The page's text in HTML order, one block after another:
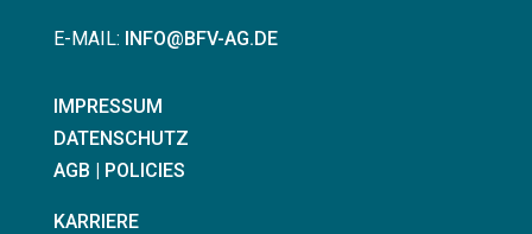
E-MAIL: INFO@BFV-AG.DE
IMPRESSUM
DATENSCHUTZ
AGB | POLICIES
KARRIERE